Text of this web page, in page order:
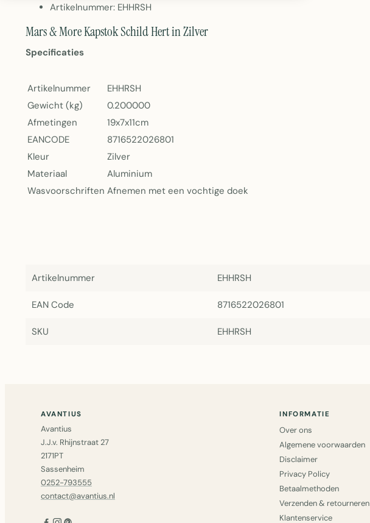
Artikelnummer: EHHRSH
Mars & More Kapstok Schild Hert in Zilver
Specificaties
Artikelnummer
EHHRSH
Gewicht (kg)
0.200000
Afmetingen
19x7x11cm
EANCODE
8716522026801
Kleur
Zilver
Materiaal
Aluminium
Wasvoorschriften Afnemen met een vochtige doek
Artikelnummer EHHRSH
EAN Code 8716522026801
SKU EHHRSH
AVANTIUS
Avantius
J.J.v. Rhijnstraat 27
2171PT
Sassenheim
0252-793555
contact@avantius.nl
INFORMATIE
Over ons
Algemene voorwaarden
Disclaimer
Privacy Policy
Betaalmethoden
Verzenden & retourneren
Klantenservice